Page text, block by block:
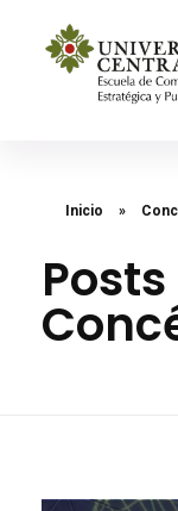
Inicio »